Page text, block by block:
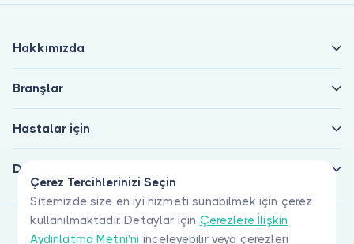
Çerez Tercihlerinizi Seçin
Sitemizde size en iyi hizmeti sunabilmek için çerez
kullanılmaktadır. Detaylar için Çerezlere İlişkin
Aydınlatma Metni'ni inceleyebilir veya çerezleri
Hakkımızda
Branşlar
Hastalar için
Doktorlar için